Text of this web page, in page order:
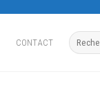
CONTACT
Recherche
pour :